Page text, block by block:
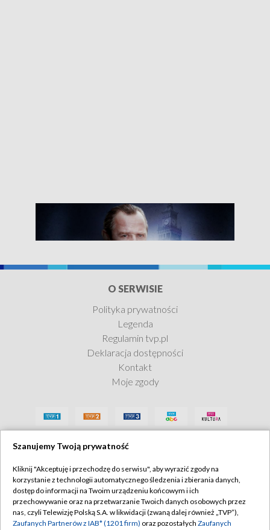
Ekstradycja
O SERWISIE
Polityka prywatności
Legenda
Regulamin tvp.pl
Deklaracja dostępności
Kontakt
Moje zgody
Szanujemy Twoją prywatność
Kliknij "Akceptuję i przechodzę do serwisu", aby wyrazić zgody na
korzystanie z technologii automatycznego śledzenia i zbierania danych,
dostęp do informacji na Twoim urządzeniu końcowym i ich
przechowywanie oraz na przetwarzanie Twoich danych osobowych przez
nas, czyli Telewizję Polską S.A. w likwidacji (zwaną dalej również „TVP”),
Zaufanych Partnerów z IAB* (1201 firm) oraz pozostałych Zaufanych